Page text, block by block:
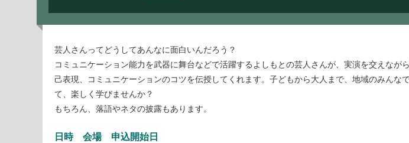
芸人さんってどうしてあんなに面白いんだろう？
コミュニケーション能力を武器に舞台などで活躍するよしもとの芸人さんが、実演を交えなが
己表現、コミュニケーションのコツを伝授してくれます。子どもから大人まで、地域のみんな
て、楽しく学びませんか？
もちろん、落語やネタの披露もあります。
日時 会場 申込開始日